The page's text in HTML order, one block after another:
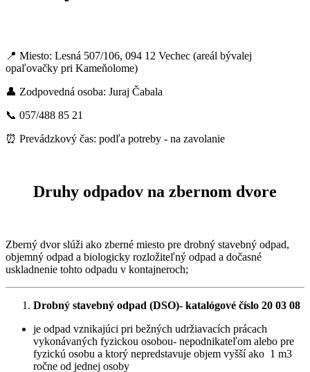
📍 Miesto: Lesná 507/106, 094 12 Vechec (areál bývalej
opaľovačky pri Kameňolome)
👤 Zodpovedná osoba: Juraj Čabala
📞 057/488 85 21
⏰ Prevádzkový čas: podľa potreby - na zavolanie
Druhy odpadov na zbernom dvore
Zberný dvor slúži ako zberné miesto pre drobný stavebný odpad,
objemný odpad a biologicky rozložiteľný odpad a dočasné
uskladnenie tohto odpadu v kontajneroch;
Drobný stavebný odpad (DSO)- katalógové číslo 20 03 08
je odpad vznikajúci pri bežných udržiavacích prácach
vykonávaných fyzickou osobou- nepodnikateľom alebo pre
fyzickú osobu a ktorý nepredstavuje objem vyšší ako 1 m3
ročne od jednej osoby